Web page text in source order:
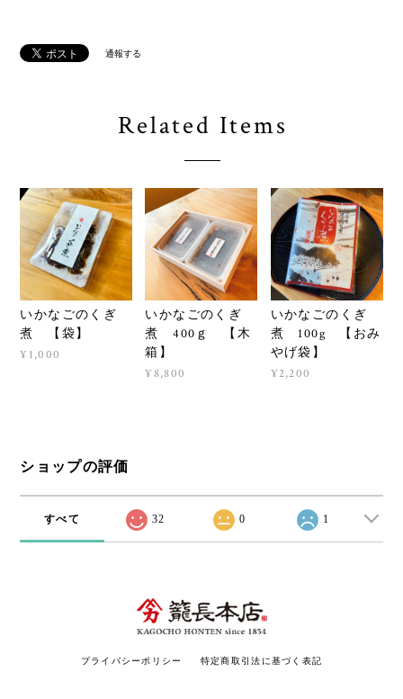
通報する
Related Items
いかなごのくぎ
煮 【袋】
¥1,000
いかなごのくぎ
煮 400ｇ 【木
箱】
¥8,800
いかなごのくぎ
煮 100g 【おみ
やげ袋】
¥2,200
ショップの評価
すべて 32 0 1
プライバシーポリシー 特定商取引法に基づく表記